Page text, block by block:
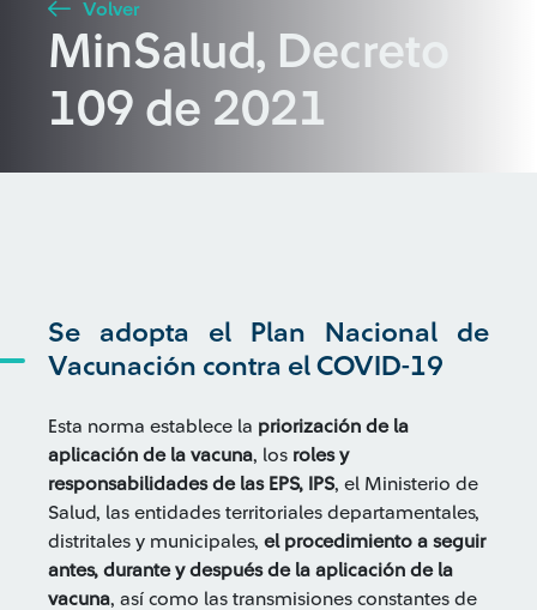
Buscar
Volver
MinSalud, Decreto
109 de 2021
Se adopta el Plan Nacional de
Vacunación contra el COVID-19
Esta norma establece la priorización de la
aplicación de la vacuna, los roles y
responsabilidades de las EPS, IPS, el Ministerio de
Salud, las entidades territoriales departamentales,
distritales y municipales, el procedimiento a seguir
antes, durante y después de la aplicación de la
vacuna, así como las transmisiones constantes de